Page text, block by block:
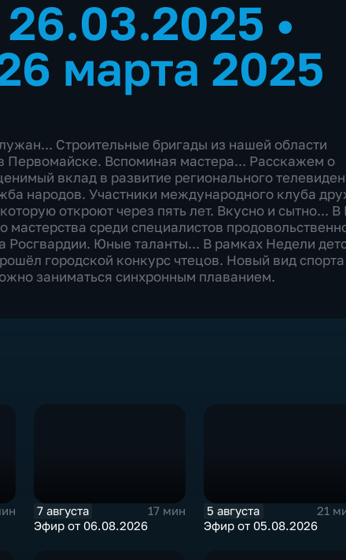
•
марта 2025
Строительные бригады из нашей области
Первомайске. Вспоминая мастера... Расскажем о
вклад в развитие регионального
народов. Участники международного клуба
откроют через пять лет. Вкусно и сытно... В
мастерства среди специалистов
Росгвардии. Юные таланты... В рамках Недели
городской конкурс чтецов. Новый вид
заниматься синхронным плаванием.
7 августа
17 мин
Эфир от 06.08.2026
5 августа
21
Эфир от 05.08.2026